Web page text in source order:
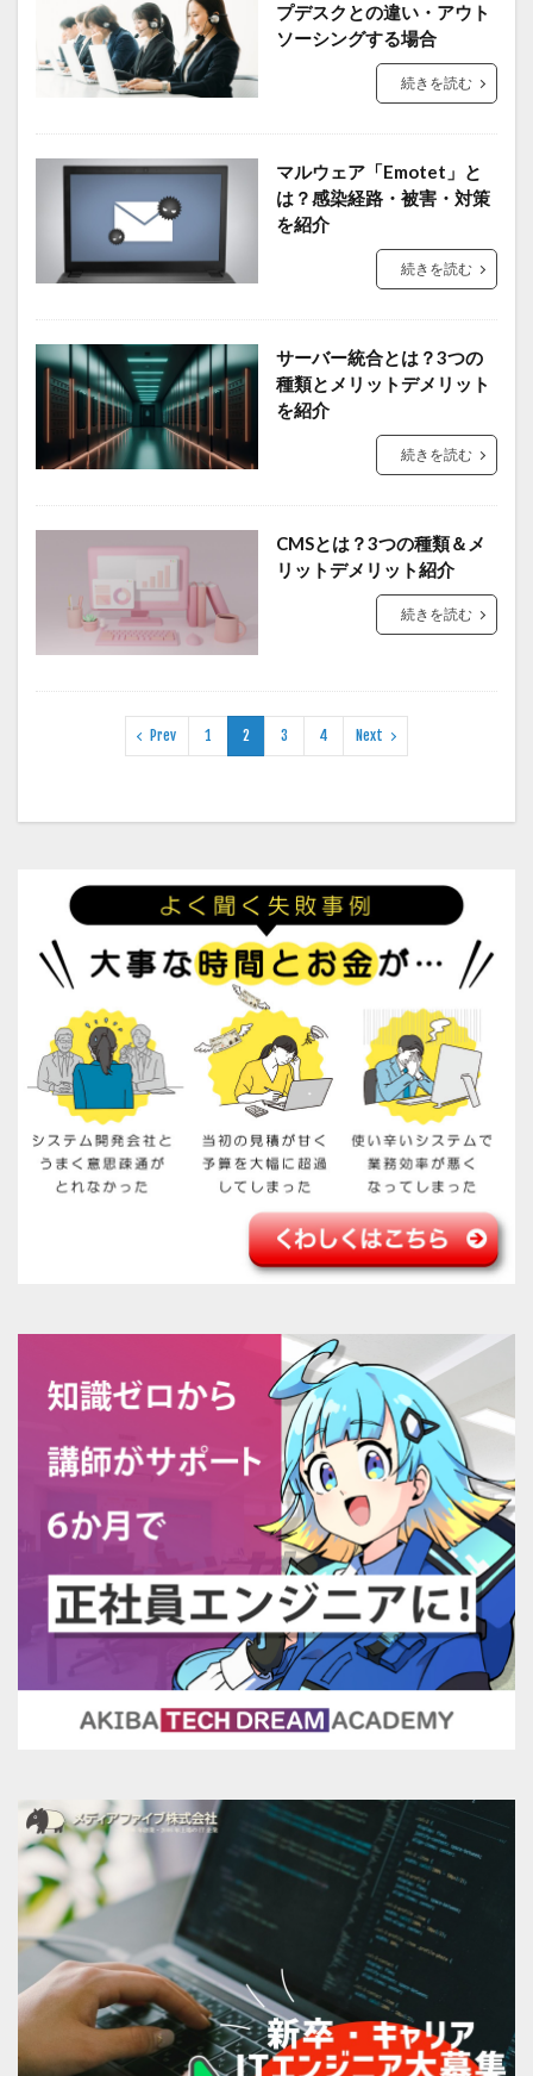
プデスクとの違い・アウト
ソーシングする場合
続きを読む
マルウェア「Emotet」と
は？感染経路・被害・対策
を紹介
続きを読む
サーバー統合とは？3つの
種類とメリットデメリット
を紹介
続きを読む
CMSとは？3つの種類＆メ
リットデメリット紹介
続きを読む
Prev 1 2 3 4 Next